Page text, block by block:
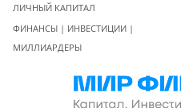
ЛИЧНЫЙ КАПИТАЛ
ФИНАНСЫ | ИНВЕСТИЦИИ |
МИЛЛИАРДЕРЫ